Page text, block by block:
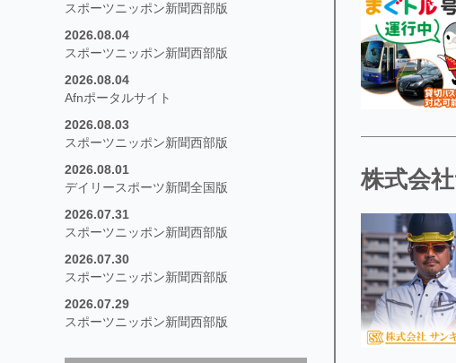
スポーツニッポン新聞西部版
2026.08.04
スポーツニッポン新聞西部版
2026.08.04
Afnポータルサイト
2026.08.03
スポーツニッポン新聞西部版
2026.08.01
デイリースポーツ新聞全国版
2026.07.31
スポーツニッポン新聞西部版
2026.07.30
スポーツニッポン新聞西部版
2026.07.29
スポーツニッポン新聞西部版
株式会